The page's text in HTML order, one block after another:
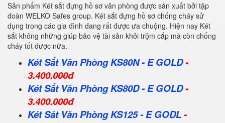
Sản phẩm Két sắt đựng hồ sơ văn phòng được sản xuất bởi tập
đoàn WELKO Safes group. Két sắt đựng hồ sơ chống cháy sử
dụng trong các gia đình đang rất được ưa chuộng. Hiện nay Két
sắt không những giúp bảo vệ tài sản khỏi trộm cắp mà còn chống
cháy tốt được nữa.
Két Sắt Văn Phòng KS80N - E GOLD-
3.400.000đ
Két Sắt Văn Phòng KS80D - E GOLD-
3.400.000đ
Két Săt Văn Phòng KS125 - E GODL-